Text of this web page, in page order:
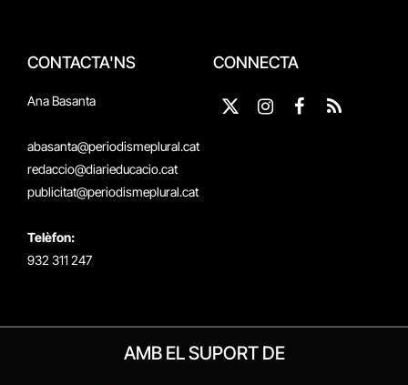
CONTACTA'NS
Ana Basanta
abasanta@periodismeplural.cat
redaccio@diarieducacio.cat
publicitat@periodismeplural.cat
Telèfon:
932 311 247
CONNECTA
X
Instagram
Facebook
RSS
AMB EL SUPORT DE